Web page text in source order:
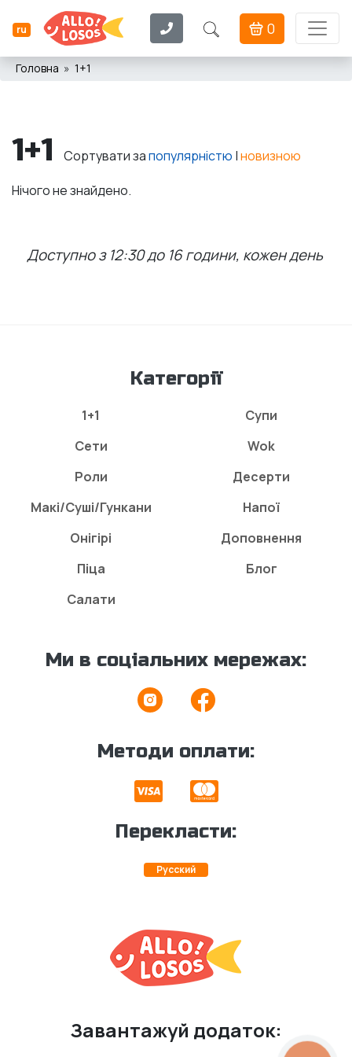
ru 0
Головна 1+1
1+1 Сортувати запопулярністю |новизною
Нічого не знайдено.
Доступно з 12:30 до 16 години, кожен день
Категорії
1+1
Сети
Роли
Макі/Суші/Гункани
Онігірі
Піца
Салати
Супи
Wok
Десерти
Напої
Доповнення
Блог
Ми в соціальних мережах:
Методи оплати:
Перекласти:
Русский
Завантажуй додаток: